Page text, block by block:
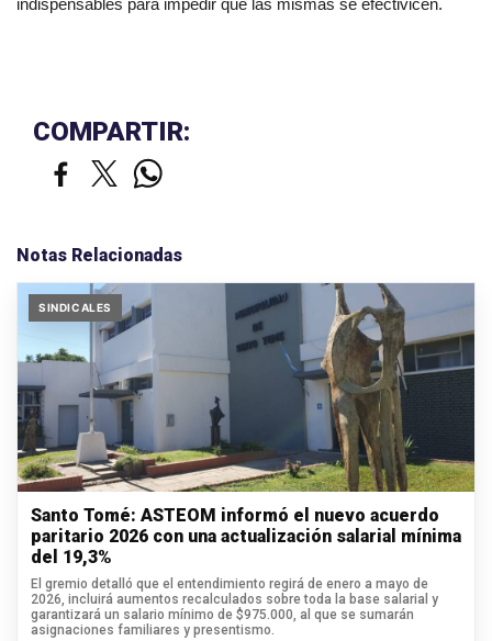
indispensables para impedir que las mismas se efectivicen.
COMPARTIR:
Notas Relacionadas
SINDICALES
Santo Tomé: ASTEOM informó el nuevo acuerdo
paritario 2026 con una actualización salarial mínima
del 19,3%
El gremio detalló que el entendimiento regirá de enero a mayo de
2026, incluirá aumentos recalculados sobre toda la base salarial y
garantizará un salario mínimo de $975.000, al que se sumarán
asignaciones familiares y presentismo.